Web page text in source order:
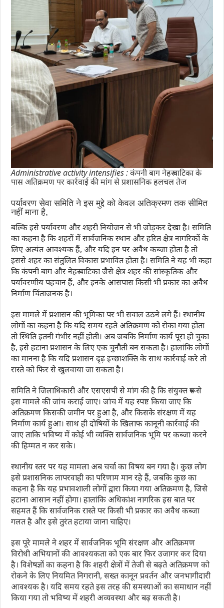
Administrative activity intensifies : कंपनी बाग नेहरू वाटिका के
पास अतिक्रमण पर कार्रवाई की मांग से प्रशासनिक हलचल तेज
पर्यावरण सेवा समिति ने इस मुद्दे को केवल अतिक्रमण तक सीमित
नहीं माना है,
बल्कि इसे पर्यावरण और शहरी नियोजन से भी जोड़कर देखा है। समिति
का कहना है कि शहरों में सार्वजनिक स्थान और हरित क्षेत्र नागरिकों के
लिए अत्यंत आवश्यक हैं, और यदि इन पर अवैध कब्जा होता है तो
इससे शहर का संतुलित विकास प्रभावित होता है। समिति ने यह भी कहा
कि कंपनी बाग और नेहरू वाटिका जैसे क्षेत्र शहर की सांस्कृतिक और
पर्यावरणीय पहचान हैं, और इनके आसपास किसी भी प्रकार का अवैध
निर्माण चिंताजनक है।
इस मामले में प्रशासन की भूमिका पर भी सवाल उठने लगे हैं। स्थानीय
लोगों का कहना है कि यदि समय रहते अतिक्रमण को रोका गया होता
तो स्थिति इतनी गंभीर नहीं होती। अब जबकि निर्माण कार्य पूरा हो चुका
है, इसे हटाना प्रशासन के लिए एक चुनौती बन सकता है। हालांकि लोगों
का मानना है कि यदि प्रशासन दृढ़ इच्छाशक्ति के साथ कार्रवाई करे तो
रास्ते को फिर से खुलवाया जा सकता है।
समिति ने जिलाधिकारी और एसएसपी से मांग की है कि संयुक्त रूप से
इस मामले की जांच कराई जाए। जांच में यह स्पष्ट किया जाए कि
अतिक्रमण किसकी जमीन पर हुआ है, और किसके संरक्षण में यह
निर्माण कार्य हुआ। साथ ही दोषियों के खिलाफ कानूनी कार्रवाई की
जाए ताकि भविष्य में कोई भी व्यक्ति सार्वजनिक भूमि पर कब्जा करने
की हिम्मत न कर सके।
स्थानीय स्तर पर यह मामला अब चर्चा का विषय बन गया है। कुछ लोग
इसे प्रशासनिक लापरवाही का परिणाम मान रहे हैं, जबकि कुछ का
कहना है कि यह प्रभावशाली लोगों द्वारा किया गया अतिक्रमण है, जिसे
हटाना आसान नहीं होगा। हालांकि अधिकांश नागरिक इस बात पर
सहमत हैं कि सार्वजनिक रास्ते पर किसी भी प्रकार का अवैध कब्जा
गलत है और इसे तुरंत हटाया जाना चाहिए।
इस पूरे मामले ने शहर में सार्वजनिक भूमि संरक्षण और अतिक्रमण
विरोधी अभियानों की आवश्यकता को एक बार फिर उजागर कर दिया
है। विशेषज्ञों का कहना है कि शहरी क्षेत्रों में तेजी से बढ़ते अतिक्रमण को
रोकने के लिए नियमित निगरानी, सख्त कानून प्रवर्तन और जनभागीदारी
आवश्यक है। यदि समय रहते इस तरह की समस्याओं का समाधान नहीं
किया गया तो भविष्य में शहरी अव्यवस्था और बढ़ सकती है।